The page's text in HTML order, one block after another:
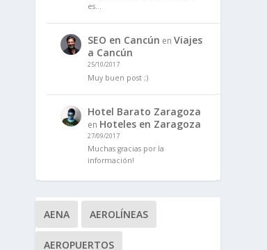
es…
SEO en Cancún en Viajes
a Cancún
25/10/2017
Muy buen post ;)
Hotel Barato Zaragoza
en Hoteles en Zaragoza
27/09/2017
Muchas gracias por la
información!
AENA AEROLÍNEAS
AEROPUERTOS